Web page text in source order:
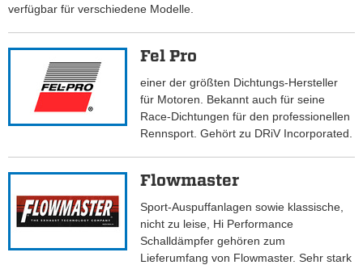
verfügbar für verschiedene Modelle.
Fel Pro
einer der größten Dichtungs-Hersteller
für Motoren. Bekannt auch für seine
Race-Dichtungen für den professionellen
Rennsport. Gehört zu DRiV Incorporated.
Flowmaster
Sport-Auspuffanlagen sowie klassische,
nicht zu leise, Hi Performance
Schalldämpfer gehören zum
Lieferumfang von Flowmaster. Sehr stark